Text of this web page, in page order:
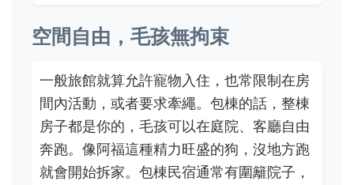
空間自由，毛孩無拘束
一般旅館就算允許寵物入住，也常限制在房
間內活動，或者要求牽繩。包棟的話，整棟
房子都是你的，毛孩可以在庭院、客廳自由
奔跑。像阿福這種精力旺盛的狗，沒地方跑
就會開始拆家。包棟民宿通常有圍籬院子，